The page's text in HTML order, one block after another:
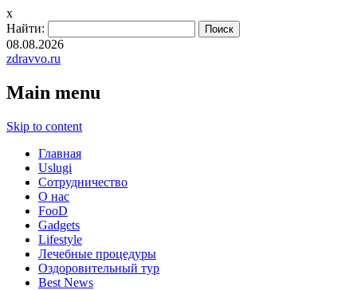
x
Найти:
08.08.2026
zdravvo.ru
Main menu
Skip to content
Главная
Uslugi
Сотрудничество
О нас
FooD
Gadgets
Lifestyle
Лечебные процедуры
Оздоровительный тур
Best News